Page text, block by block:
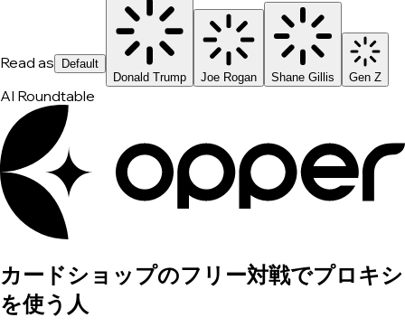
Read as
Default
Donald Trump
Joe Rogan Shane Gillis Gen Z
AI Roundtable
カードショップのフリー対戦でプロキシ
を使う人